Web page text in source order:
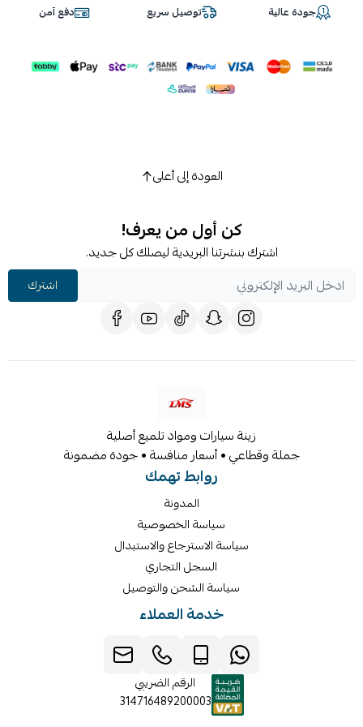
جودة عالية توصيل سريع دفع آمن
العودة إلى أعلى
كن أول من يعرف!
اشترك بنشرتنا البريدية ليصلك كل جديد.
اشترك
زينة سيارات ومواد تلميع أصلية
جملة وقطاعي • أسعار منافسة • جودة مضمونة
روابط تهمك
المدونة
سياسة الخصوصية
سياسة الاسترجاع والاستبدال
السجل التجاري
سياسة الشحن والتوصيل
خدمة العملاء
الرقم الضريبي
314716489200003